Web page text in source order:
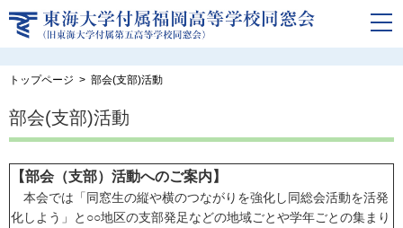
トップページ 部会(支部)活動
部会(支部)活動
【部会（支部）活動へのご案内】
本会では「同窓生の縦や横のつながりを強化し同総会活動を活発
化しよう」と○○地区の支部発足などの地域ごとや学年ごとの集まり